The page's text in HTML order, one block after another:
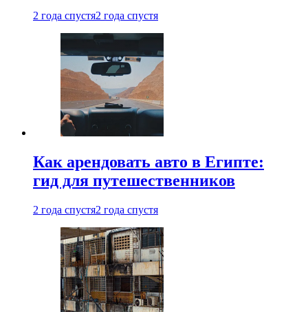
2 года спустя2 года спустя
Как арендовать авто в Египте:
гид для путешественников
2 года спустя2 года спустя